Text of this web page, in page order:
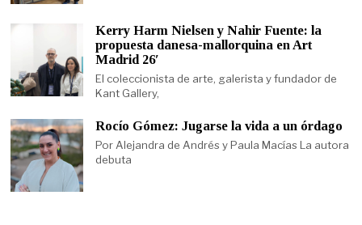
Kerry Harm Nielsen y Nahir Fuente: la
propuesta danesa-mallorquina en Art
Madrid 26′
El coleccionista de arte, galerista y fundador de
Kant Gallery,
Rocío Gómez: Jugarse la vida a un órdago
Por Alejandra de Andrés y Paula Macías La autora
debuta